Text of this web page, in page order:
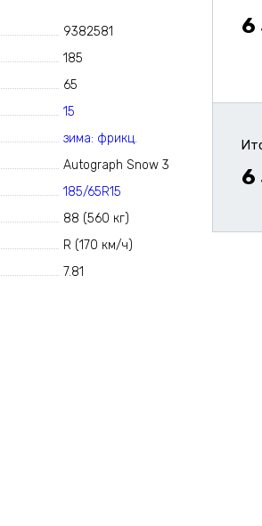
9382581
185
65
15
зима: фрикц.
Autograph Snow 3
185/65R15
88 (560 кг)
R (170 км/ч)
7.81
6
6